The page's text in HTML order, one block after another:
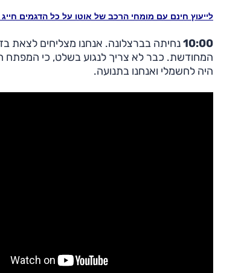
לייעוץ חינם עם מומחי הרכב של אוטו על כל הדגמים חייג ל-3262* או לחץ
10:00נחיתה בברצלונה. אנחנו מצליחים לצאת
המחודשת. כבר לא צריך לנגוע בשלט, כי המפתח
היה לחשמלי ואנחנו בתנועה.